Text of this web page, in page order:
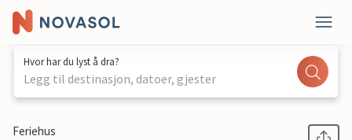
Hvor har du lyst å dra?
Legg til destinasjon, datoer, gjester
1 / 47
Feriehus